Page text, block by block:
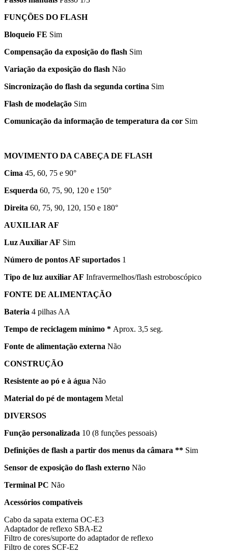
FUNÇÕES DO FLASH
Bloqueio FE Sim
Compensação da exposição do flash Sim
Variação da exposição do flash Não
Sincronização do flash da segunda cortina Sim
Flash de modelação Sim
Comunicação da informação de temperatura da cor Sim
MOVIMENTO DA CABEÇA DE FLASH
Cima 45, 60, 75 e 90°
Esquerda 60, 75, 90, 120 e 150°
Direita 60, 75, 90, 120, 150 e 180°
AUXILIAR AF
Luz Auxiliar AF Sim
Número de pontos AF suportados 1
Tipo de luz auxiliar AF Infravermelhos/flash estroboscópico
FONTE DE ALIMENTAÇÃO
Bateria 4 pilhas AA
Tempo de reciclagem mínimo * Aprox. 3,5 seg.
Fonte de alimentação externa Não
CONSTRUÇÃO
Resistente ao pó e à água Não
Material do pé de montagem Metal
DIVERSOS
Função personalizada 10 (8 funções pessoais)
Definições de flash a partir dos menus da câmara ** Sim
Sensor de exposição do flash externo Não
Terminal PC Não
Acessórios compatíveis
Cabo da sapata externa OC-E3
Adaptador de reflexo SBA-E2
Filtro de cores/suporte do adaptador de reflexo
Filtro de cores SCF-E2